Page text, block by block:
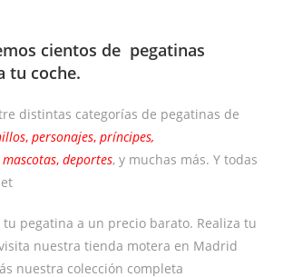
cientos de pegatinas
tu coche.
distintas categorías de pegatinas de
,personajes,príncipes,
mascotas,deportes, y muchas más. Y todas
pegatina a un precio barato. Realiza tu
nuestra tienda motera en Madrid
nuestra colección completa